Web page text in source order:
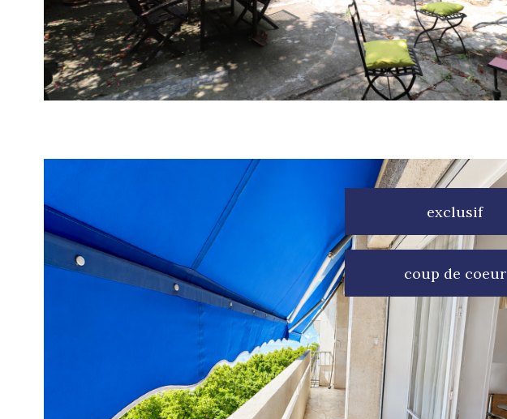
exclusif
coup de coeur
voir le
bien